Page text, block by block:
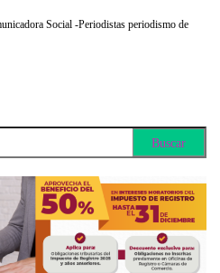
Social -Periodistas periodismo de